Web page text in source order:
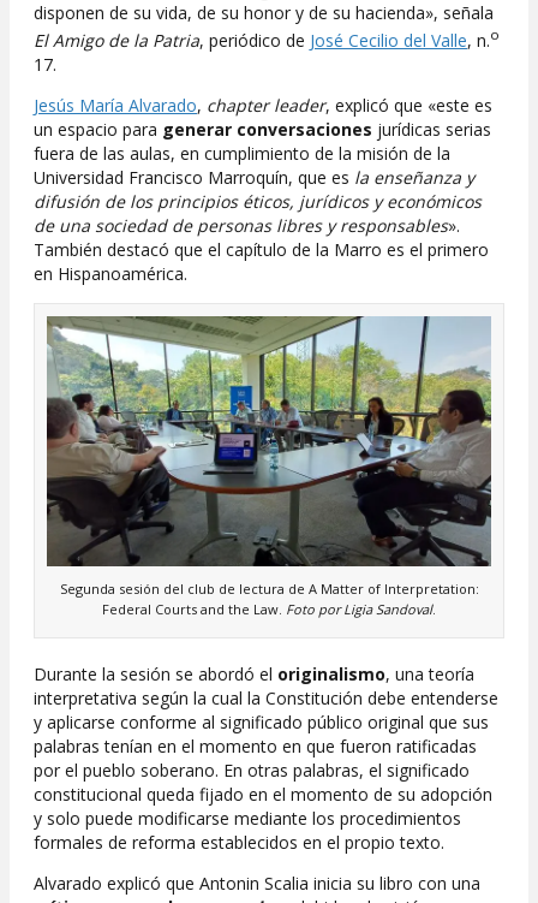
disponen de su vida, de su honor y de su hacienda», señala
El Amigo de la Patria, periódico de José Cecilio del Valle, n.o
17.
Jesús María Alvarado, chapter leader, explicó que «este es
un espacio para generar conversaciones jurídicas serias
fuera de las aulas, en cumplimiento de la misión de la
Universidad Francisco Marroquín, que es la enseñanza y
difusión de los principios éticos, jurídicos y económicos
de una sociedad de personas libres y responsables».
También destacó que el capítulo de la Marro es el primero
en Hispanoamérica.
Segunda sesión del club de lectura de A Matter of Interpretation:
Federal Courts and the Law. Foto por Ligia Sandoval.
Durante la sesión se abordó el originalismo, una teoría
interpretativa según la cual la Constitución debe entenderse
y aplicarse conforme al significado público original que sus
palabras tenían en el momento en que fueron ratificadas
por el pueblo soberano. En otras palabras, el significado
constitucional queda fijado en el momento de su adopción
y solo puede modificarse mediante los procedimientos
formales de reforma establecidos en el propio texto.
Alvarado explicó que Antonin Scalia inicia su libro con una